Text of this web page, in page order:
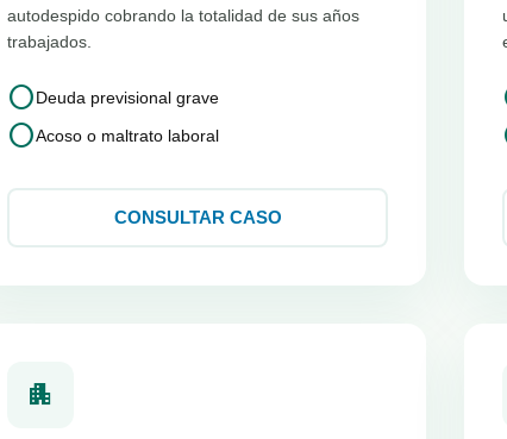
autodespido cobrando la totalidad de sus años
trabajados.
circleDeuda previsional grave
circleAcoso o maltrato laboral
CONSULTAR CASO
apartment